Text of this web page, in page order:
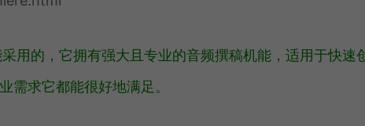
用的，它拥有强大且专业的音频撰稿机能，适用于快速
需求它都能很好地满足。